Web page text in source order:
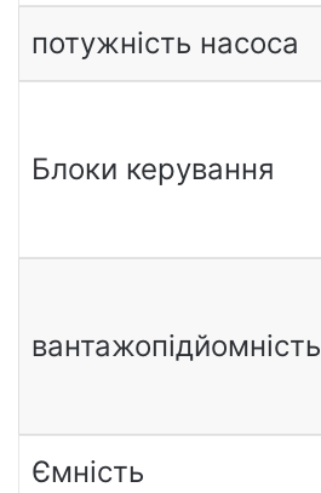
потужність насоса
Блоки керування
вантажопідйомність
Ємність